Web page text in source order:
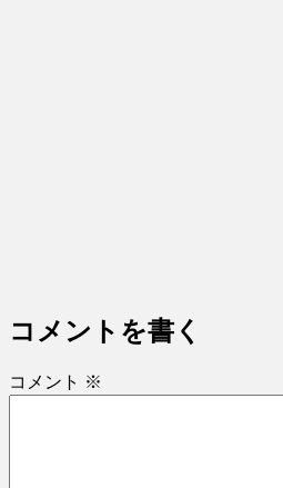
コメントを書く
コメント ※